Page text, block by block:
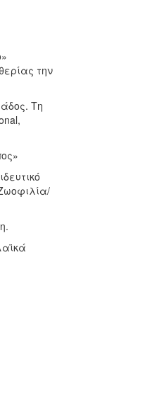
την
Τη